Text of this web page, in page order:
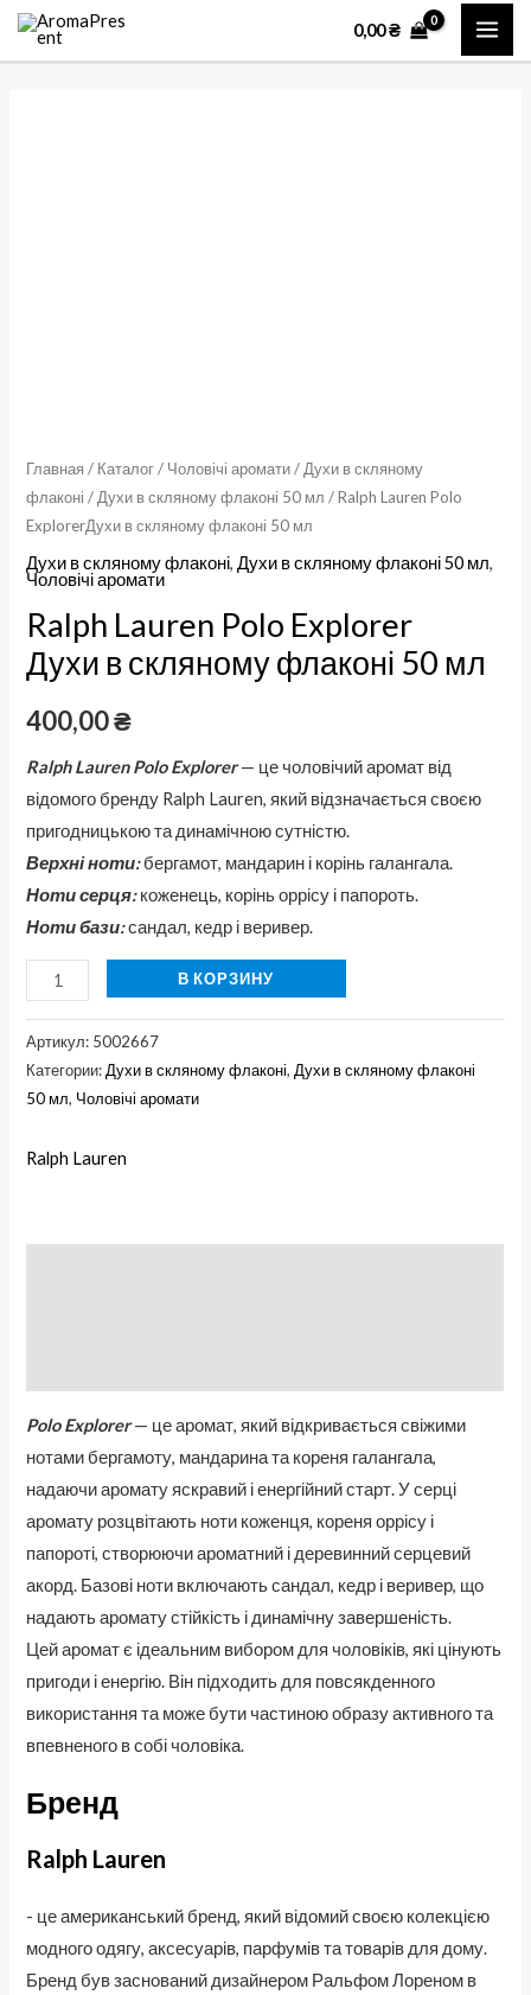
Перейти
0,00₴
Главная / Каталог/ Чоловічі аромати/ Духи в скляному
флаконі / Духи в скляному флаконі 50 мл / Ralph Lauren Polo
ExplorerДухи в скляному флаконі 50 мл
Духи в скляному флаконі,Духи в скляному флаконі 50 мл,
Чоловічі аромати
Ralph Lauren Polo Explorer
Духи в скляному флаконі 50 мл
400,00₴
Ralph Lauren Polo Explorer— це чоловічий аромат від
відомого бренду Ralph Lauren, який відзначається своєю
пригодницькою та динамічною сутністю.
Верхні ноти:бергамот, мандарин і корінь галангала.
Ноти серця:коженець, корінь оррісу і папороть.
Ноти бази:сандал, кедр і веривер.
В КОРЗИНУ
Артикул: 5002667
Категории:Духи в скляному флаконі,Духи в скляному флаконі
50 мл, Чоловічі аромати
Ralph Lauren
Polo Explorer— це аромат, який відкривається свіжими
нотами бергамоту, мандарина та кореня галангала,
надаючи аромату яскравий і енергійний старт. У серці
аромату розцвітають ноти коженця, кореня оррісу і
папороті, створюючи ароматний і деревинний серцевий
акорд. Базові ноти включають сандал, кедр і веривер, що
надають аромату стійкість і динамічну завершеність.
Цей аромат є ідеальним вибором для чоловіків, які цінують
пригоди і енергію. Він підходить для повсякденного
використання та може бути частиною образу активного та
впевненого в собі чоловіка.
Бренд
Ralph Lauren
- це американський бренд, який відомий своєю колекцією
модного одягу, аксесуарів, парфумів та товарів для дому.
Бренд був заснований дизайнером Ральфом Лореном в